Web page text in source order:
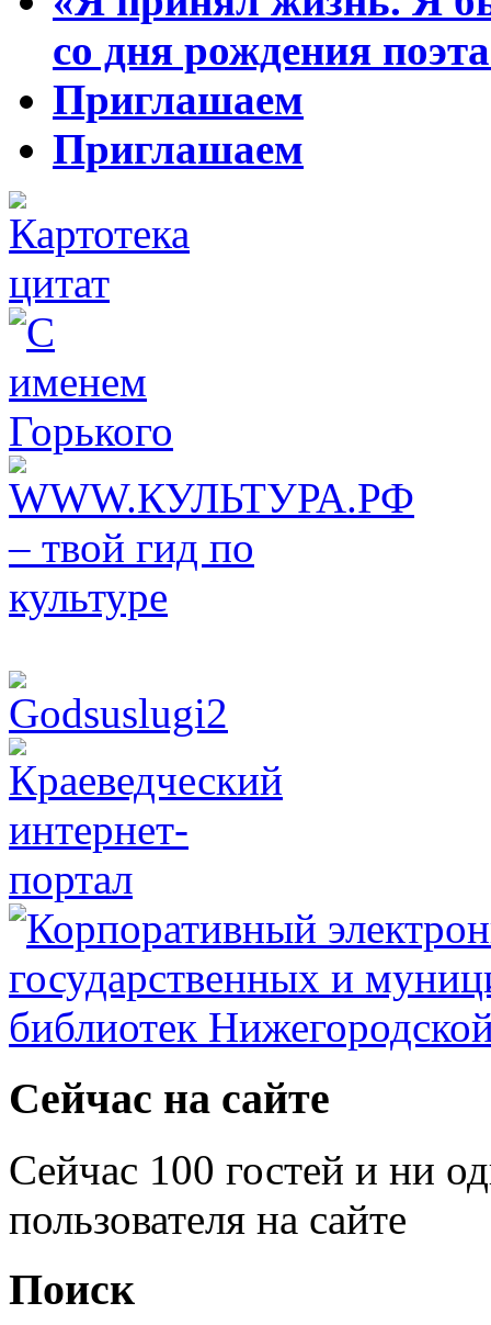
со дня рождения
Приглашаем
Приглашаем
Сейчас на сайте
Сейчас 100 гостей и ни
пользователя на сайте
Поиск